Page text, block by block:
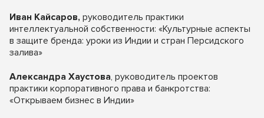
Иван Кайсаров, руководитель практики
интеллектуальной собственности: «Культурные аспекты
в защите бренда: уроки из Индии и стран Персидского
залива»
Александра Хаустова, руководитель проектов
практики корпоративного права и банкротства:
«Открываем бизнес в Индии»